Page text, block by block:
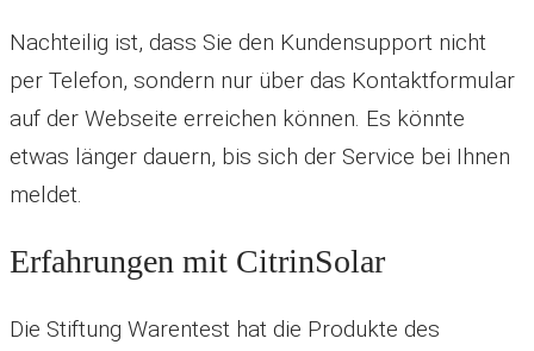
Nachteilig ist, dass Sie den Kundensupport nicht
per Telefon, sondern nur über das Kontaktformular
auf der Webseite erreichen können. Es könnte
etwas länger dauern, bis sich der Service bei Ihnen
meldet.
Erfahrungen mit CitrinSolar
Die Stiftung Warentest hat die Produkte des